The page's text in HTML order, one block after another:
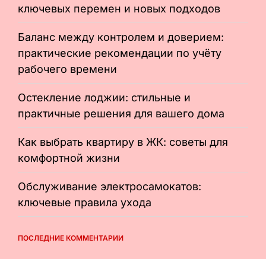
ключевых перемен и новых подходов
Баланс между контролем и доверием:
практические рекомендации по учёту
рабочего времени
Остекление лоджии: стильные и
практичные решения для вашего дома
Как выбрать квартиру в ЖК: советы для
комфортной жизни
Обслуживание электросамокатов:
ключевые правила ухода
ПОСЛЕДНИЕ КОММЕНТАРИИ